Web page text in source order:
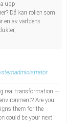
upp
Då kan rollen som
en av världens
real transformation —
Are you
them for the
could be your next